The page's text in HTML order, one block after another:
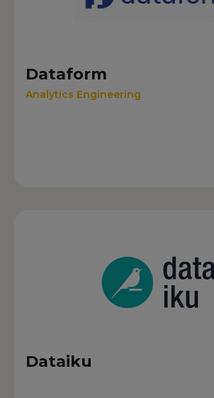
Dataform
Analytics Engineering
Dataiku